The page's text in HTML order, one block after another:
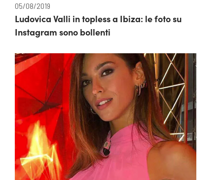
05/08/2019
Ludovica Valli in topless a Ibiza: le foto su
Instagram sono bollenti